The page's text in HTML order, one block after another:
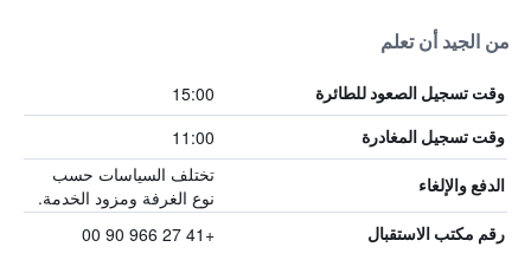
من الجيد أن تعلم
وقت تسجيل الصعود للطائرة 15:00
وقت تسجيل المغادرة 11:00
الدفع والإلغاء
تختلف السياسات حسب
نوع الغرفة ومزود الخدمة.
رقم مكتب الاستقبال +41 27 966 90 00